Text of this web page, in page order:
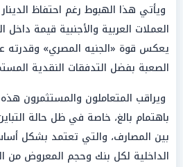
ويأتي هذا الهبوط رغم احتفاظ
العملات العربية والأجنبية قيمة
يعكس قوة «الجنيه المصري» وقدرته
الصعبة بفضل التدفقات النقدية
ويراقب المتعاملون والمستثمرون
باهتمام بالغ، خاصة في ظل حالة
بين المصارف، والتي تعتمد بشكل
الداخلية لكل بنك وحجم المعروض من